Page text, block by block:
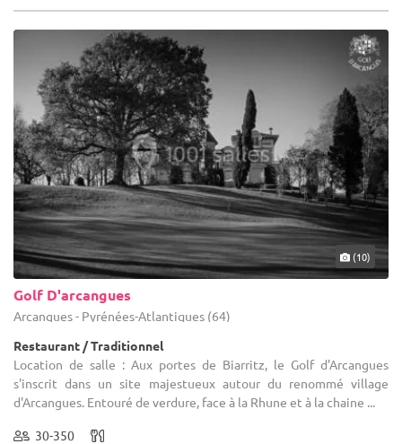
(10)
Golf D'arcangues
Arcangues - Pyrénées-Atlantiques (64)
Restaurant / Traditionnel
Location de salle : Aux portes de Biarritz, le Golf d'Arcangues
s'inscrit dans un site majestueux autour du renommé village
d'Arcangues. Entouré de verdure, face à la Rhune et à la chaine ...
30-350